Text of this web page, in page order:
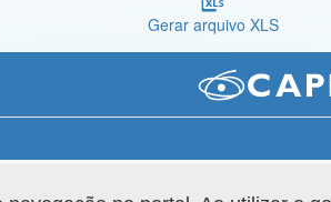
Gerar arquivo XLS